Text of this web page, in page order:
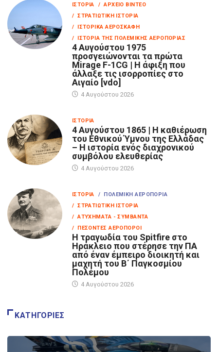
ΙΣΤΟΡΊΑ
/ ΑΡΧΕΊΟ ΒΊΝΤΕΟ
/ ΣΤΡΑΤΙΩΤΙΚΉ ΙΣΤΟΡΊΑ
/ ΙΣΤΟΡΙΚΆ ΑΕΡΟΣΚΆΦΗ
/ ΙΣΤΟΡΊΑ ΤΗΣ ΠΟΛΕΜΙΚΉΣ ΑΕΡΟΠΟΡΊΑΣ
4 Αυγούστου 1975
προσγειώνονται τα πρώτα
Mirage F-1CG | Η άφιξη που
άλλαξε τις ισορροπίες στο
Αιγαίο [vdo]
4 Αυγούστου 2026
ΙΣΤΟΡΊΑ
4 Αυγούστου 1865 | Η καθιέρωση
του Εθνικού Ύμνου της Ελλάδας
– Η ιστορία ενός διαχρονικού
συμβόλου ελευθερίας
4 Αυγούστου 2026
ΙΣΤΟΡΊΑ
/ ΠΟΛΕΜΙΚΉ ΑΕΡΟΠΟΡΊΑ
/ ΣΤΡΑΤΙΩΤΙΚΉ ΙΣΤΟΡΊΑ
/ ΑΤΥΧΉΜΑΤΑ - ΣΥΜΒΆΝΤΑ
/ ΠΕΣΌΝΤΕΣ ΑΕΡΟΠΌΡΟΙ
Η τραγωδία του Spitfire στο
Ηράκλειο που στέρησε την ΠΑ
από έναν έμπειρο διοικητή και
μαχητή του Β΄ Παγκοσμίου
Πολέμου
4 Αυγούστου 2026
ΚΑΤΗΓΟΡΊΕΣ